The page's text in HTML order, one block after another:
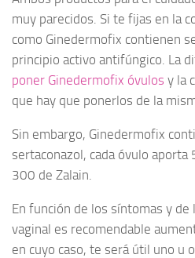
muy parecidos. Si te fijas en la
como Ginedermofix contienen
principio activo antifúngico. La
poner Ginedermofix óvulos y la
que hay que ponerlos de la
Sin embargo, Ginedermofix
sertaconazol, cada óvulo aporta
300 de Zalain.
En función de los síntomas y de
vaginal es recomendable
en cuyo caso, te será útil uno u